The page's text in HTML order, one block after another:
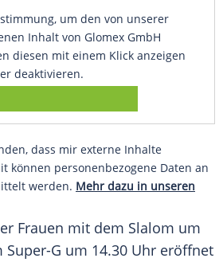
um den von unserer
Inhalt von Glomex GmbH
diesen mit einem Klick anzeigen
deaktivieren.
dass mir externe Inhalte
können personenbezogene Daten an
werden. Mehr dazu in unseren
Frauen mit dem Slalom um
Super-G um 14.30 Uhr eröffnet